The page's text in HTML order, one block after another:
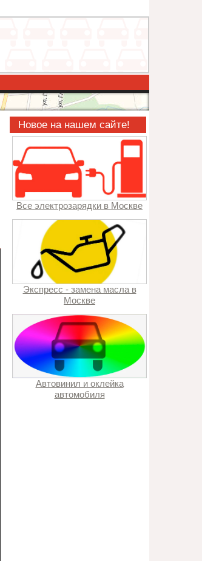
Новое на нашем сайте!
Все электрозарядки в Москве
Экспресс - замена масла в
Москве
Автовинил и оклейка
автомобиля